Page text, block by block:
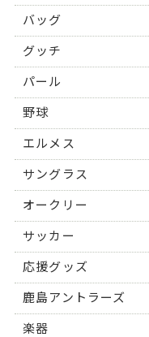
バッグ
グッチ
パール
野球
エルメス
サングラス
オークリー
サッカー
応援グッズ
鹿島アントラーズ
楽器